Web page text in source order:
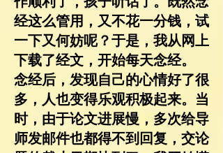
经这么管用，又不花一分钱，试
一下又何妨呢？于是，我从网上
下载了经文，开始每天念经。
念经后，发现自己的心情好了很
多，人也变得乐观积极起来。当
时， 由于论文进展慢，多次给导
师发邮件也都得不到回复，交论